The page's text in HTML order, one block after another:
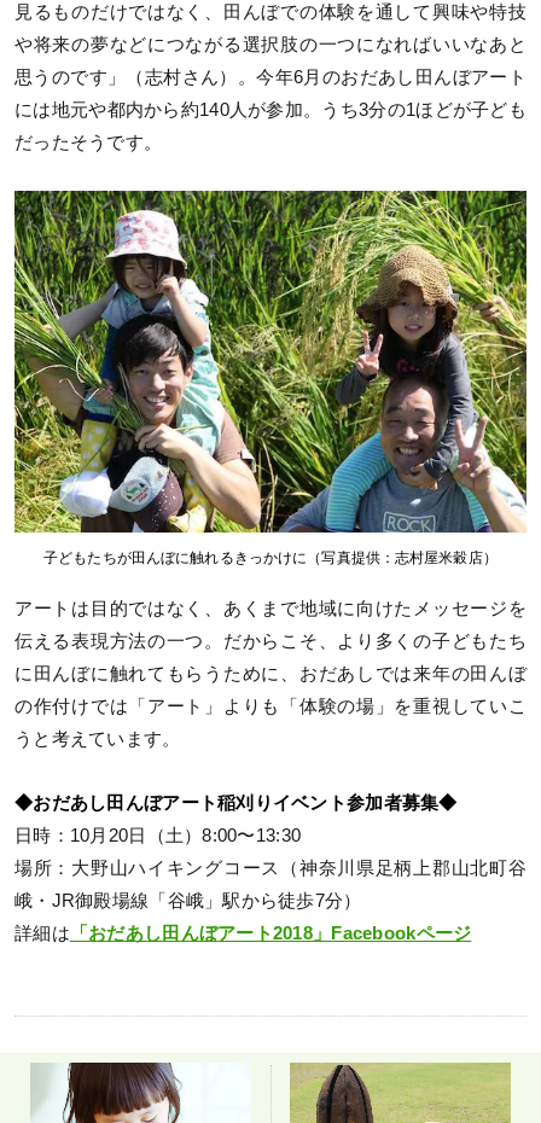
見るものだけではなく、田んぼでの体験を通して興味や特技
や将来の夢などにつながる選択肢の一つになればいいなあと
思うのです」（志村さん）。今年6月のおだあし田んぼアート
には地元や都内から約140人が参加。うち3分の1ほどが子ども
だったそうです。
子どもたちが田んぼに触れるきっかけに（写真提供：志村屋米穀店）
アートは目的ではなく、あくまで地域に向けたメッセージを
伝える表現方法の一つ。だからこそ、より多くの子どもたち
に田んぼに触れてもらうために、おだあしでは来年の田んぼ
の作付けでは「アート」よりも「体験の場」を重視していこ
うと考えています。
◆おだあし田んぼアート稲刈りイベント参加者募集◆
日時：10月20日（土）8:00〜13:30
場所：大野山ハイキングコース（神奈川県足柄上郡山北町谷
峨・JR御殿場線「谷峨」駅から徒歩7分）
詳細は 「おだあし田んぼアート2018」Facebookページ